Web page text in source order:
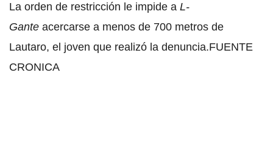
La orden de restricción le impide a L-
Gante acercarse a menos de 700 metros de
Lautaro, el joven que realizó la denuncia.FUENTE
CRONICA